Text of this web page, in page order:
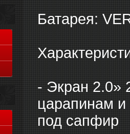
Батарея:
- Экран 2.0»
царапинам и
под сапфир